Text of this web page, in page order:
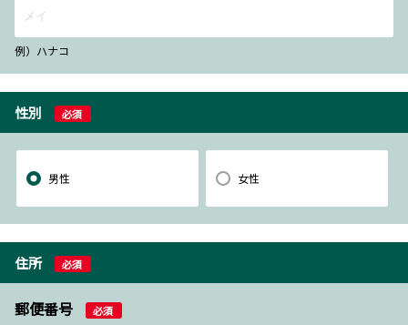
例）ハナコ
性別 必須
男性 女性
住所 必須
郵便番号 必須